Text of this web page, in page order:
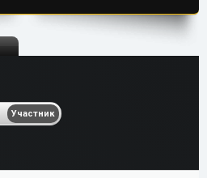
Участник